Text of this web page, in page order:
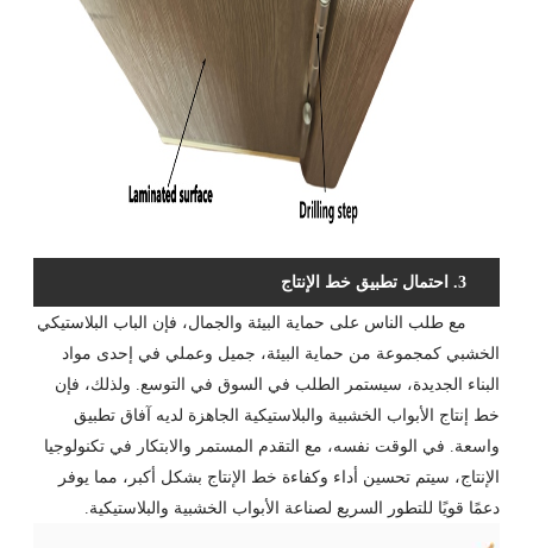
3. احتمال تطبيق خط الإنتاج
مع طلب الناس على حماية البيئة والجمال، فإن الباب البلاستيكي
الخشبي كمجموعة من حماية البيئة، جميل وعملي في إحدى مواد
البناء الجديدة، سيستمر الطلب في السوق في التوسع. ولذلك، فإن
خط إنتاج الأبواب الخشبية والبلاستيكية الجاهزة لديه آفاق تطبيق
واسعة. في الوقت نفسه، مع التقدم المستمر والابتكار في تكنولوجيا
الإنتاج، سيتم تحسين أداء وكفاءة خط الإنتاج بشكل أكبر، مما يوفر
دعمًا قويًا للتطور السريع لصناعة الأبواب الخشبية والبلاستيكية.